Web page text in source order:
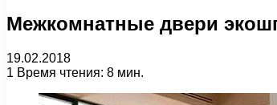
Межкомнатные двери
19.02.2018
1 Время чтения: 8 мин.